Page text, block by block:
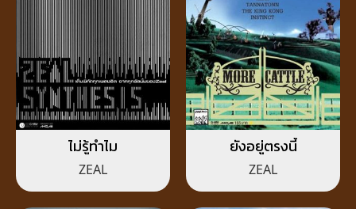
ไม่รู้ทำไม
ZEAL
ยังอยู่ตรงนี้
ZEAL